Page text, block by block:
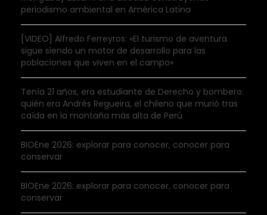
periodismo ambiental en América Latina
[VIDEO] Alfredo Ferreyros: «El turismo de aventura
sigue siendo un motor de desarrollo para las
poblaciones que viven en el campo»
Tenía 21 años, era estudiante de Derecho y bombero:
quién era Andrés Regueira, el chileno que murió tras
caída en la montaña más alta de Perú
BIOEne 2026: explorar para conocer, conocer para
conservar
BIOEne 2026: explorar para conocer, conocer para
conservar